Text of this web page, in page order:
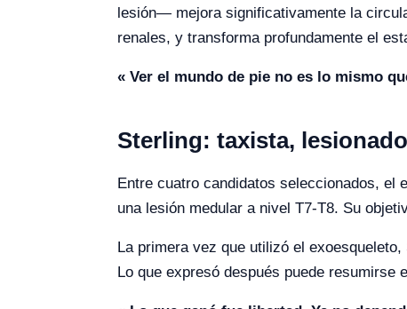
lesión— mejora significativamente la
renales, y transforma profundamente el
« Ver el mundo de pie no es lo mismo
Sterling: taxista,
Entre cuatro candidatos seleccionados, el
una lesión medular a nivel T7-T8. Su
La primera vez que utilizó el
Lo que expresó después puede resumirse